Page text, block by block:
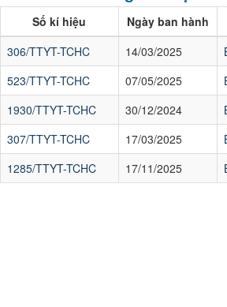
Số kí hiệu Ngày ban hành
306/TTYT-TCHC
14/03/2025
523/TTYT-TCHC
07/05/2025
1930/TTYT-TCHC
30/12/2024
307/TTYT-TCHC
17/03/2025
1285/TTYT-TCHC
17/11/2025